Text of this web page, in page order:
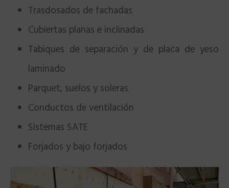
Trasdosados de fachadas
Cubiertas planas e inclinadas
Tabiques de separación y de placa de yeso
laminado
Parquet, suelos y soleras
Conductos de ventilación
Sistemas SATE
Forjados y bajo forjados